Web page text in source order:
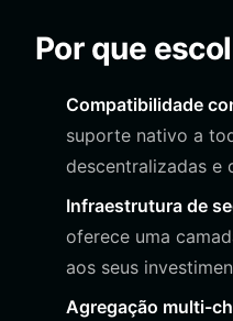
Por que
Compatibilidade
suporte nativo a
descentralizadas e
Infraestrutura de
oferece uma
aos seus
Agregação multi-